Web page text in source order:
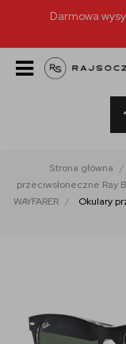
Darmowa
Strona główna
przeciwsłoneczne Ray
WAYFARER
Okulary